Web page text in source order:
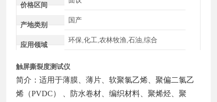
价格区间
产地类别
国产
应用领域
环保,化工,农林牧渔,石油,综合
触屏撕裂度测试仪
简介：适用于薄膜、薄片、软聚氯乙烯、聚偏二氯乙
烯（PVDC） 、防水卷材、编织材料、聚烯烃、聚